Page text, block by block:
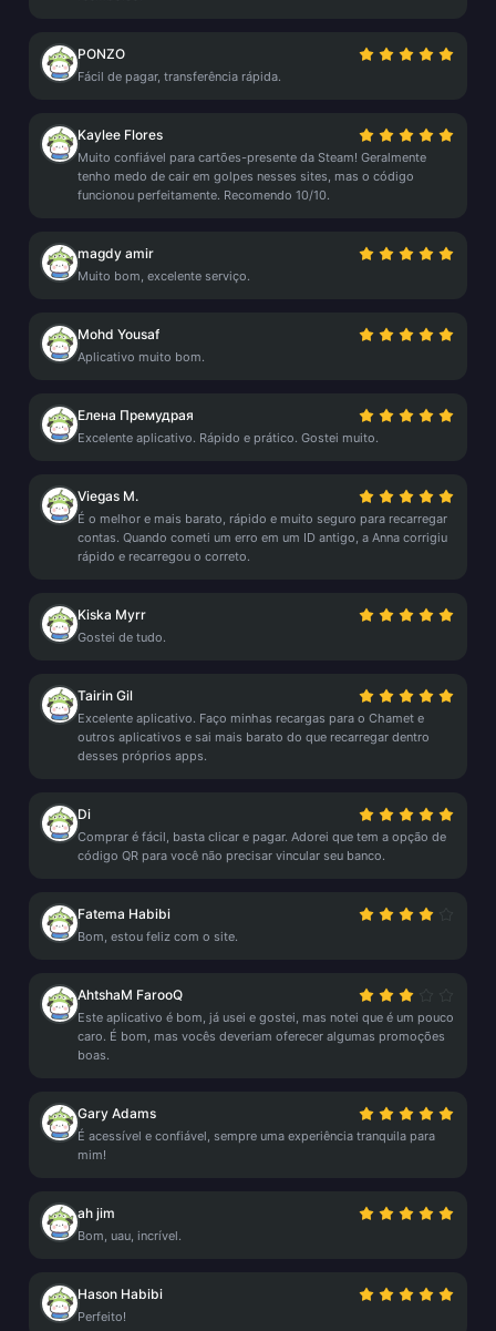
PONZO
Fácil de pagar, transferência rápida.
Kaylee Flores
Muito confiável para cartões-presente da Steam! Geralmente
tenho medo de cair em golpes nesses sites, mas o código
funcionou perfeitamente. Recomendo 10/10.
magdy amir
Muito bom, excelente serviço.
Mohd Yousaf
Aplicativo muito bom.
Елена Премудрая
Excelente aplicativo. Rápido e prático. Gostei muito.
Viegas M.
É o melhor e mais barato, rápido e muito seguro para recarregar
contas. Quando cometi um erro em um ID antigo, a Anna corrigiu
rápido e recarregou o correto.
Kiska Myrr
Gostei de tudo.
Tairin Gil
Excelente aplicativo. Faço minhas recargas para o Chamet e
outros aplicativos e sai mais barato do que recarregar dentro
desses próprios apps.
Di
Comprar é fácil, basta clicar e pagar. Adorei que tem a opção de
código QR para você não precisar vincular seu banco.
Fatema Habibi
Bom, estou feliz com o site.
AhtshaM FarooQ
Este aplicativo é bom, já usei e gostei, mas notei que é um pouco
caro. É bom, mas vocês deveriam oferecer algumas promoções
boas.
Gary Adams
É acessível e confiável, sempre uma experiência tranquila para
mim!
ah jim
Bom, uau, incrível.
Hason Habibi
Perfeito!